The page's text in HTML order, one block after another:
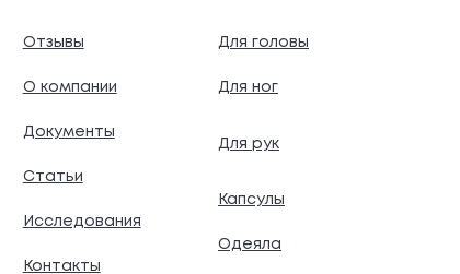
Отзывы
О компании
Документы
Статьи
Исследования
Контакты
Для головы
Для ног
Для рук
Капсулы
Одеяла